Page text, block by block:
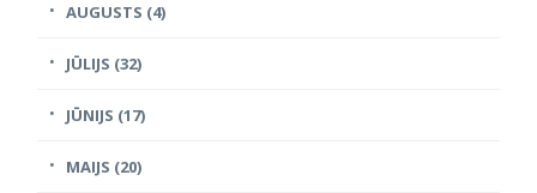
AUGUSTS (4)
JŪLIJS (32)
JŪNIJS (17)
MAIJS (20)